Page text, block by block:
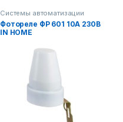
Системы автоматизации
Фотореле ФР 601 10А 230В
IN HOME